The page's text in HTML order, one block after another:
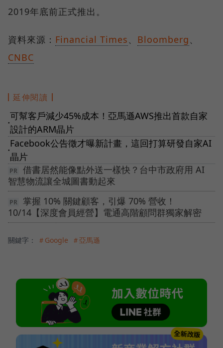
2019年底前正式推出。
資料來源： Financial Times、 Bloomberg、
CNBC
延伸閱讀
●
可幫客戶減少45%成本！亞馬遜AWS推出首款自家
設計的ARM晶片
●
Facebook公告徵才曝新計畫，這回打算研發自家AI
晶片
借書居然能像點外送一樣快？台中市政府用 AI
智慧物流讓全城圖書動起來
掌握 10% 關鍵顧客，引爆 70% 營收！
10/14【深度會員經營】電通高階顧問群獨家解密
關鍵字： ＃Google ＃亞馬遜